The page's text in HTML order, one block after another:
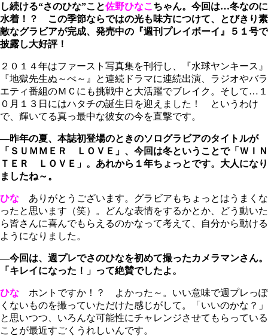
し続ける“さのひな”こと佐野ひなこ ちゃん。今回は…冬なのに
水着！？ この季節ならではの光も味方につけて、とびきり素
敵なグラビアが完成、発売中の『週刊プレイボーイ』５１号で
披露し大好評！
２０１４年はファースト写真集を刊行し、『水球ヤンキース』
『地獄先生ぬ～べ～』と連続ドラマに連続出演、ラジオやバラ
エティ番組のＭＣにも挑戦中と大活躍でブレイク。そして…１
０月１３日にはハタチの誕生日を迎えました！ というわけ
で、輝いてる真っ最中な彼女の今を直撃です。
―昨年の夏、本誌初登場のときのソログラビアのタイトルが
「ＳＵＭＭＥＲ ＬＯＶＥ」、今回は冬ということで「ＷＩＮ
ＴＥＲ ＬＯＶＥ」。あれから１年ちょっとです。大人になり
ましたね～。
ひな ありがとうございます。グラビアもちょっとはうまくな
ったと思います（笑）。どんな表情をするかとか、どう動いた
ら皆さんに喜んでもらえるのかなって考えて、自分から動ける
ようになりました。
―今回は、週プレでさのひなを初めて撮ったカメラマンさん。
「キレイになった！」って絶賛でしたよ。
ひな ホントですか！？ よかった～。いい意味で週プレっぽ
くないものを撮っていただけた感じがして。「いいのかな？」
と思いつつ、いろんな可能性にチャレンジさせてもらっている
ことが最近すごくうれしいんです。